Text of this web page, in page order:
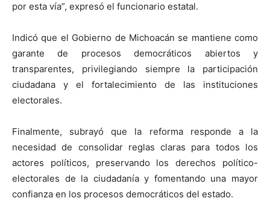
por esta vía”, expresó el funcionario estatal.
Indicó que el Gobierno de Michoacán se mantiene como
garante de procesos democráticos abiertos y
transparentes, privilegiando siempre la participación
ciudadana y el fortalecimiento de las instituciones
electorales.
Finalmente, subrayó que la reforma responde a la
necesidad de consolidar reglas claras para todos los
actores políticos, preservando los derechos político-
electorales de la ciudadanía y fomentando una mayor
confianza en los procesos democráticos del estado.